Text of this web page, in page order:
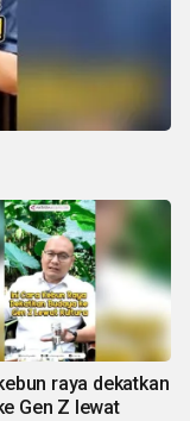
raya dekatkan
Gen Z lewat